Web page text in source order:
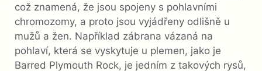
což znamená, že jsou spojeny s pohlavními
chromozomy, a proto jsou vyjádřeny odlišně u
mužů a žen. Například zábrana vázaná na
pohlaví, která se vyskytuje u plemen, jako je
Barred Plymouth Rock, je jedním z takových rysů,